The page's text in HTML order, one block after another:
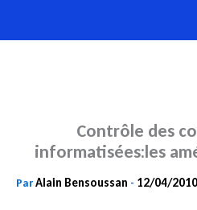
au
Contrôle des
informatisées:les
ParAlain Bensoussan - 12/04/2010